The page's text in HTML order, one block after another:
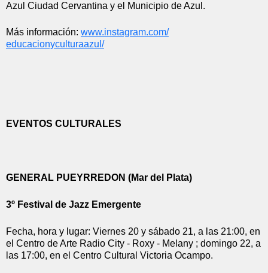
Azul Ciudad Cervantina y el Municipio de Azul.
Más información: www.instagram.com/
educacionyculturaazul/
EVENTOS CULTURALES
GENERAL PUEYRREDON (Mar del Plata)
3º Festival de Jazz Emergente
Fecha, hora y lugar: Viernes 20 y sábado 21, a las 21:00, en
el Centro de Arte Radio City - Roxy - Melany ; domingo 22, a
las 17:00, en el Centro Cultural Victoria Ocampo.